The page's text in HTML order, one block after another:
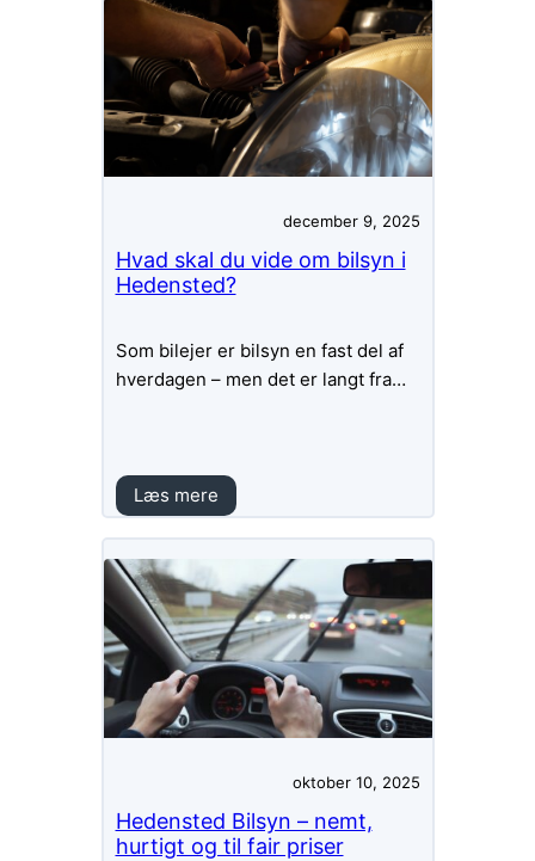
december 9, 2025
Hvad skal du vide om bilsyn i
Hedensted?
Som bilejer er bilsyn en fast del af
hverdagen – men det er langt fra…
Læs mere
oktober 10, 2025
Hedensted Bilsyn – nemt,
hurtigt og til fair priser